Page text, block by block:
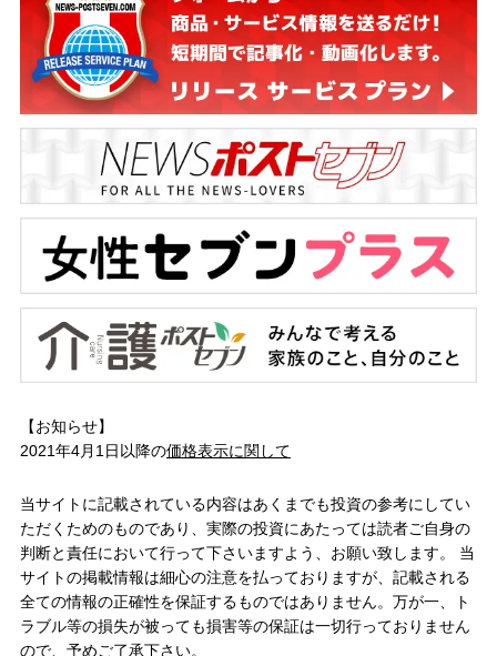
【お知らせ】
2021年4月1日以降の価格表示に関して
当サイトに記載されている内容はあくまでも投資の参考にしてい
ただくためのものであり、実際の投資にあたっては読者ご自身の
判断と責任において行って下さいますよう、お願い致します。 当
サイトの掲載情報は細心の注意を払っておりますが、記載される
全ての情報の正確性を保証するものではありません。万が一、ト
ラブル等の損失が被っても損害等の保証は一切行っておりません
ので、予めご了承下さい。